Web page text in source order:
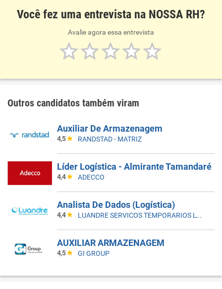
Você fez uma entrevista na NOSSA RH?
Avalie agora essa entrevista
Outros candidatos também viram
Auxiliar De Armazenagem
4,5 RANDSTAD - MATRIZ
Líder Logística - Almirante Tamandaré
4,4 ADECCO
Analista De Dados (Logística)
4,4 LUANDRE SERVICOS TEMPORARIOS LTDA. (C-I)
AUXILIAR ARMAZENAGEM
4,5 GI GROUP